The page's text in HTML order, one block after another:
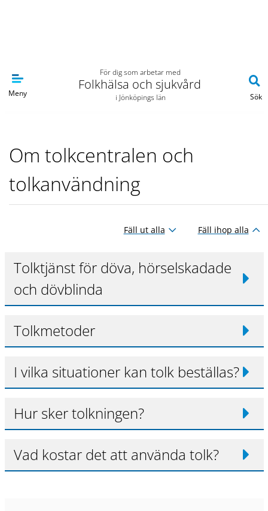
Meny
För dig som arbetar med
Folkhälsa och sjukvård
i Jönköpings län Sök
Om tolkcentralen och
tolkanvändning
Fäll ut alla Fäll ihop alla
Tolktjänst för döva, hörselskadade
och dövblinda
Tolkmetoder
I vilka situationer kan tolk beställas?
Hur sker tolkningen?
Vad kostar det att använda tolk?